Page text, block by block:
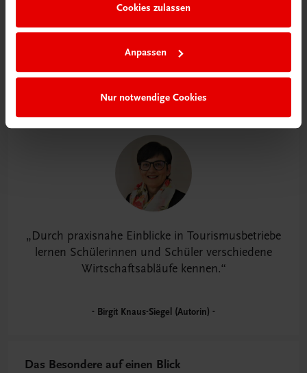
Cookies zulassen
Anpassen
Nur notwendige Cookies
Durch praxisnahe Einblicke in Tourismusbetriebe
lernen Schülerinnen und Schüler verschiedene
Wirtschaftsabläufe kennen.
Birgit Knaus-Siegel (Autorin)
Das Besondere auf einen Blick